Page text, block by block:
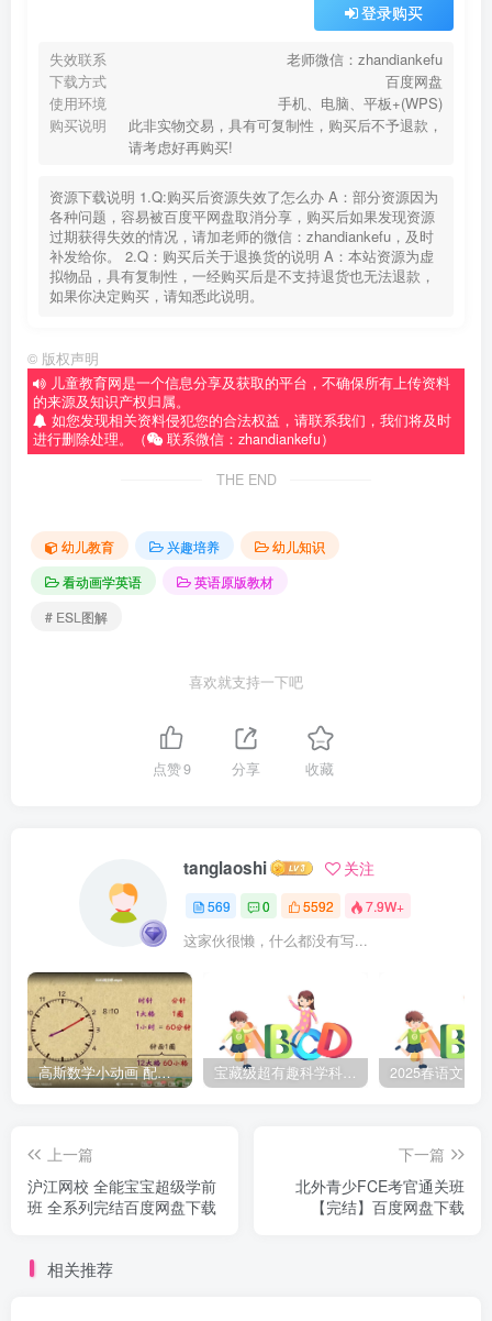
登录购买
失效联系
老师微信：zhandiankefu
下载方式
百度网盘
使用环境
手机、电脑、平板+(WPS)
购买说明
此非实物交易，具有可复制性，购买后不予退款，
请考虑好再购买!
资源下载说明 1.Q:购买后资源失效了怎么办 A：部分资源因为
各种问题，容易被百度平网盘取消分享，购买后如果发现资源
过期获得失效的情况，请加老师的微信：zhandiankefu，及时
补发给你。 2.Q：购买后关于退换货的说明 A：本站资源为虚
拟物品，具有复制性，一经购买后是不支持退货也无法退款，
如果你决定购买，请知悉此说明。
© 版权声明
儿童教育网是一个信息分享及获取的平台，不确保所有上传资料
的来源及知识产权归属。
如您发现相关资料侵犯您的合法权益，请联系我们，我们将及时
进行删除处理。（
联系微信：zhandiankefu）
THE END
幼儿教育 兴趣培养
幼儿知识
看动画学英语
英语原版教材
# ESL图解
喜欢就支持一下吧
点赞9 分享 收藏
tanglaoshi 关注
569 0 5592 7.9W+
这家伙很懒，什么都没有写...
高斯数学小动画 配套小学1-6年级数学 课堂知识点动画教学视频MP4 百度网盘下载
上一篇
沪江网校 全能宝宝超级学前
班 全系列完结百度网盘下载
下一篇
北外青少FCE考官通关班
【完结】百度网盘下载
相关推荐